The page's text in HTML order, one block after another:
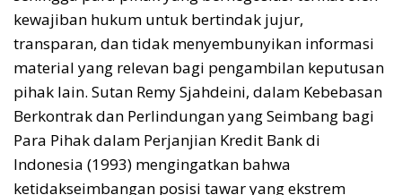
kewajiban hukum untuk bertindak jujur,
transparan, dan tidak menyembunyikan informasi
material yang relevan bagi pengambilan keputusan
pihak lain. Sutan Remy Sjahdeini, dalam Kebebasan
Berkontrak dan Perlindungan yang Seimbang bagi
Para Pihak dalam Perjanjian Kredit Bank di
Indonesia (1993) mengingatkan bahwa
ketidakseimbangan posisi tawar yang ekstrem